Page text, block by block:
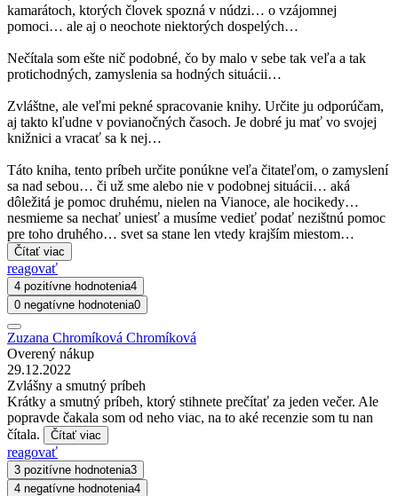
kamarátoch, ktorých človek spozná v núdzi… o vzájomnej
pomoci… ale aj o neochote niektorých dospelých…
Nečítala som ešte nič podobné, čo by malo v sebe tak veľa a tak
protichodných, zamyslenia sa hodných situácii…
Zvláštne, ale veľmi pekné spracovanie knihy. Určite ju odporúčam,
aj takto kľudne v povianočných časoch. Je dobré ju mať vo svojej
knižnici a vracať sa k nej…
Táto kniha, tento príbeh určite ponúkne veľa čitateľom, o zamyslení
sa nad sebou… či už sme alebo nie v podobnej situácii… aká
dôležitá je pomoc druhému, nielen na Vianoce, ale hocikedy…
nesmieme sa nechať uniesť a musíme vedieť podať nezištnú pomoc
pre toho druhého… svet sa stane len vtedy krajším miestom…
Čítať viac
reagovať
4 pozitívne hodnotenia4
0 negatívne hodnotenia0
Zuzana Chromíková Chromíková
Overený nákup
29.12.2022
Zvlášny a smutný príbeh
Krátky a smutný príbeh, ktorý stihnete prečítať za jeden večer. Ale
popravde čakala som od neho viac, na to aké recenzie som tu nan
čítala.
Čítať viac
reagovať
3 pozitívne hodnotenia3
4 negatívne hodnotenia4